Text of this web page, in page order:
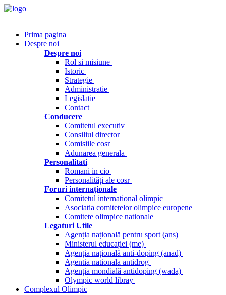
Prima pagina
Despre noi
Despre noi
Rol si misiune
Istoric
Strategie
Administratie
Legislatie
Contact
Conducere
Comitetul executiv
Consiliul director
Comisiile cosr
Adunarea generala
Personalitati
Romani in cio
Personalități ale cosr
Foruri internaționale
Comitetul international olimpic
Asociatia comitetelor olimpice europene
Comitete olimpice nationale
Legaturi Utile
Agenția națională pentru sport (ans)
Ministerul educației (me)
Agenția națională anti-doping (anad)
Agentia nationala antidrog
Agenția mondială antidoping (wada)
Olympic world libray
Complexul Olimpic